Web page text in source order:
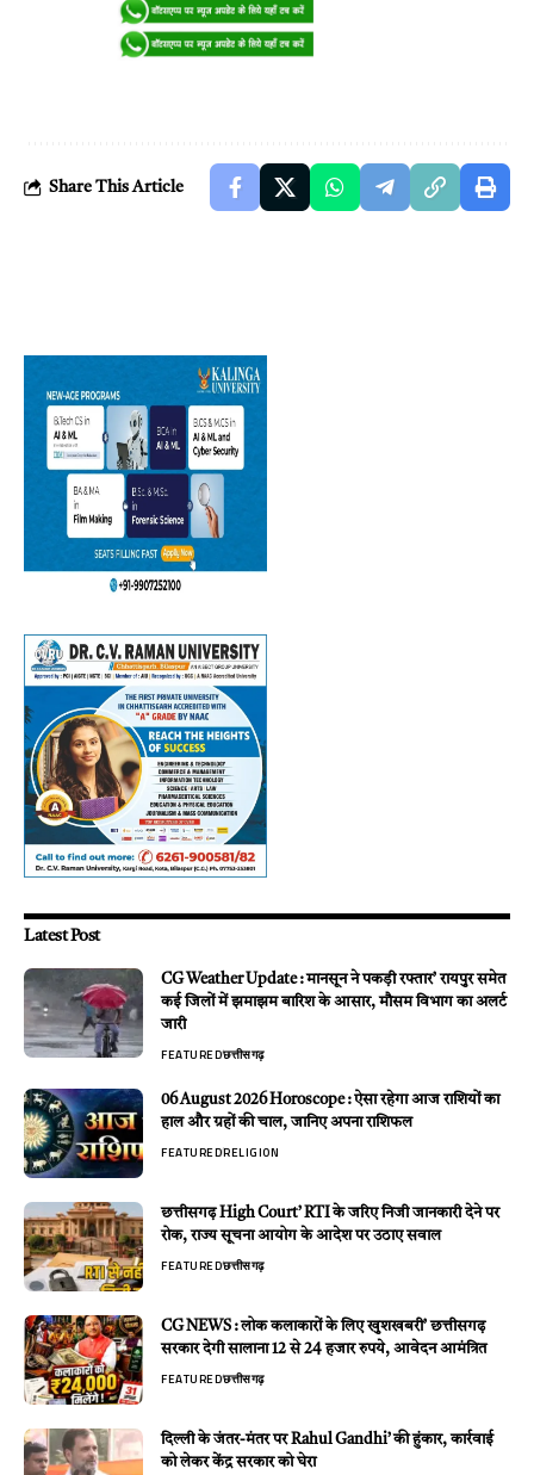
Share This Article
Latest Post
CG Weather Update : मानसून ने पकड़ी रफ्तार’ रायपुर समेत
कई जिलों में झमाझम बारिश के आसार, मौसम विभाग का अलर्ट
जारी
FEATUREDछत्तीसगढ़
06 August 2026 Horoscope : ऐसा रहेगा आज राशियों का
हाल और ग्रहों की चाल, जानिए अपना राशिफल
FEATUREDRELIGION
छत्तीसगढ़ High Court’ RTI के जरिए निजी जानकारी देने पर
रोक, राज्य सूचना आयोग के आदेश पर उठाए सवाल
FEATUREDछत्तीसगढ़
CG NEWS : लोक कलाकारों के लिए खुशखबरी’ छत्तीसगढ़
सरकार देगी सालाना 12 से 24 हजार रुपये, आवेदन आमंत्रित
FEATUREDछत्तीसगढ़
दिल्ली के जंतर-मंतर पर Rahul Gandhi’ की हुंकार, कार्रवाई
को लेकर केंद्र सरकार को घेरा